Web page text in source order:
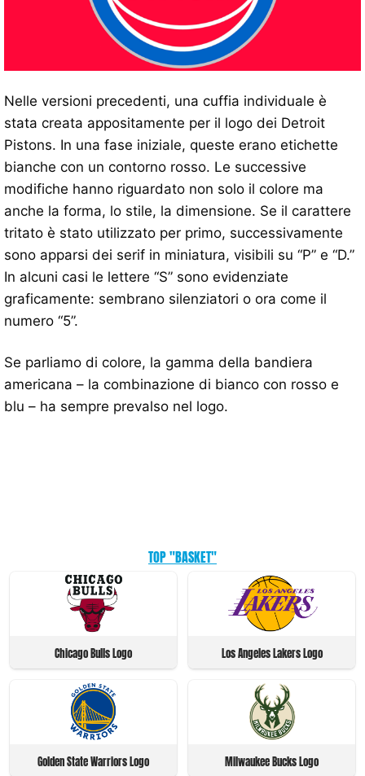
Nelle versioni precedenti, una cuffia individuale è
stata creata appositamente per il logo dei Detroit
Pistons. In una fase iniziale, queste erano etichette
bianche con un contorno rosso. Le successive
modifiche hanno riguardato non solo il colore ma
anche la forma, lo stile, la dimensione. Se il carattere
tritato è stato utilizzato per primo, successivamente
sono apparsi dei serif in miniatura, visibili su “P” e “D.”
In alcuni casi le lettere “S” sono evidenziate
graficamente: sembrano silenziatori o ora come il
numero “5”.
Se parliamo di colore, la gamma della bandiera
americana – la combinazione di bianco con rosso e
blu – ha sempre prevalso nel logo.
TOP "BASKET"
Chicago Bulls Logo Los Angeles Lakers Logo
Golden State Warriors Logo Milwaukee Bucks Logo